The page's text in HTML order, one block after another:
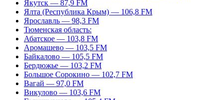
Якутск — 87,9 FM
Ялта (Республика Крым) — 106,8 FM
Ярославль — 98,3 FM
Тюменская область:
Абатское — 103,8 FM
Аромашево — 103,5 FM
Байкалово — 105,5 FM
Бердюжье — 103,2 FM
Большое Сорокино — 102,7 FM
Вагай — 97,0 FM
Викулово — 103,6 FM